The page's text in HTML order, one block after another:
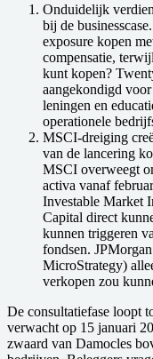
Onduidelijk
bij de
exposure kopen
compensatie,
kunt kopen?
aangekondigd
leningen en
operationele
MSCI-dreiging
van de lancering
MSCI overweegt
activa vanaf
Investable Market
Capital direct
kunnen triggeren
fondsen.
MicroStrategy)
verkopen zou
De consultatiefase loopt
verwacht op 15 januari
zwaard van Damocles